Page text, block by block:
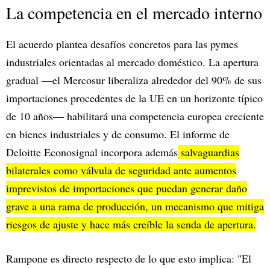
La competencia en el mercado interno
El acuerdo plantea desafíos concretos para las pymes
industriales orientadas al mercado doméstico. La apertura
gradual —el Mercosur liberaliza alrededor del 90% de sus
importaciones procedentes de la UE en un horizonte típico
de 10 años— habilitará una competencia europea creciente
en bienes industriales y de consumo. El informe de
Deloitte Econosignal incorpora además salvaguardias
bilaterales como válvula de seguridad ante aumentos
imprevistos de importaciones que puedan generar daño
grave a una rama de producción, un mecanismo que mitiga
riesgos de ajuste y hace más creíble la senda de apertura.
Rampone es directo respecto de lo que esto implica: "El